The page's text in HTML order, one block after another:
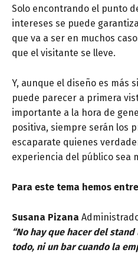
Solo encontrando el punto
intereses se puede
que va a ser en muchos
que el visitante se lleve.
Y, aunque el diseño es más
puede parecer a primera
importante a la hora de
positiva, siempre serán los
escaparate quienes
experiencia del público sea
Para este tema hemos
Susana Pizana
“No hay que hacer del
todo, ni un bar cuando la